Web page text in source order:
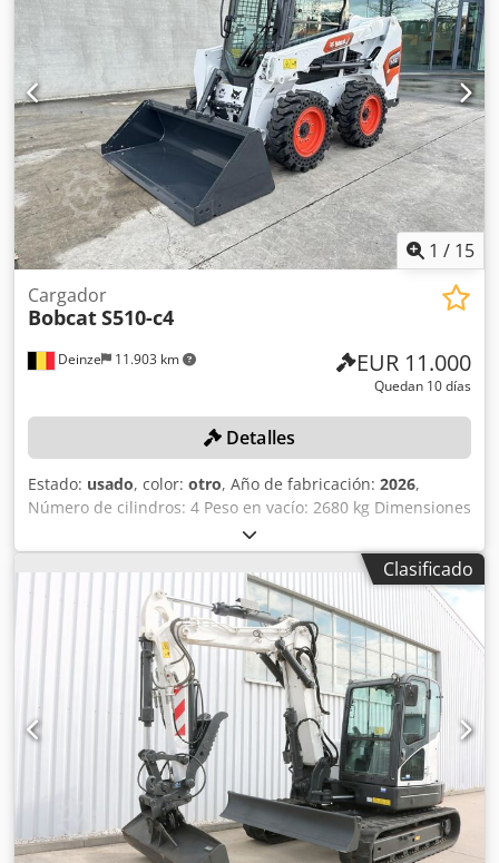
delantero: 7.00-15 5.50
, tamaño del neumático trasero:
, peso total: 4.053 kg, 5215420 Crsdezr Db Hspfx
Afujf Número de serie: FDA2A-5052-00236
1 / 15
Deinze 11.903 km
Cargador
BobcatS510-c4
EUR 11.000
Quedan 10 días
Detalles
Estado: usado, color: otro, Año de fabricación: 2026,
Número de cilindros: 4 Peso en vacío: 2680 kg Dimensiones
(largo x ancho x alto): 337 x 172 x 197 cm Sistema de
cambio rápido: sí Peso propio: 2680 kg Codpjzrv Ulsfx
Afuorf Dimensiones de transporte: 3378 x 1727 x 1972 mm
Marca y modelo del motor: Kubota V2403 Potencia: 36,5 kW
/ 48,9 CV Cilindros: 4 Tamaño de los neumáticos: ruedas
delanteras y traseras: 30x10-16 Ancho de la pala: 1730 mm
Equipamiento: sistema de cambio rápido mecánico
Función adicional: Sin certificación ni registro CE Sin
documentación
Clasificado